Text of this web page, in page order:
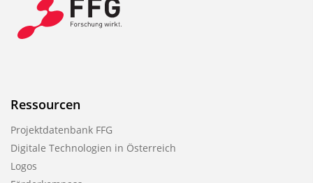
Ressourcen
Projektdatenbank FFG
Digitale Technologien in Österreich
Logos